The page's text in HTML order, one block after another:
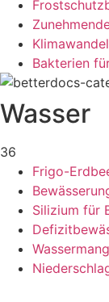
Bakterien
Wasser
36
Frigo-
Silizium für